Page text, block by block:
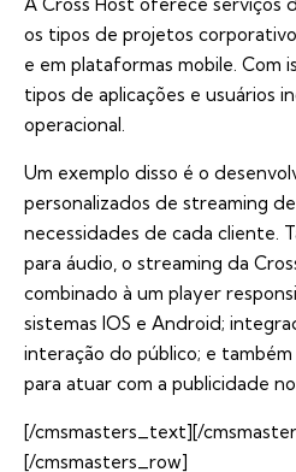
os tipos de projetos
e em plataformas mobile. Com
tipos de aplicações e usuários
operacional.
Um exemplo disso é o
personalizados de streaming
necessidades de cada cliente.
para áudio, o streaming da
combinado à um player
sistemas IOS e Android;
interação do público; e
para atuar com a publicidade
[/cmsmasters_text][/
[/cmsmasters_row]